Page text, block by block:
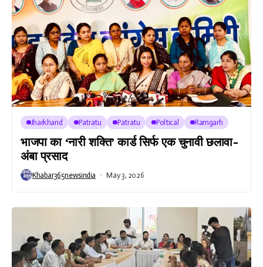
Jharkhand Patratu Patratu Poltical Ramgarh
भाजपा का ‘नारी शक्ति’ कार्ड सिर्फ एक चुनावी छलावा-
अंबा प्रसाद
Khabar365newsindia May 3, 2026